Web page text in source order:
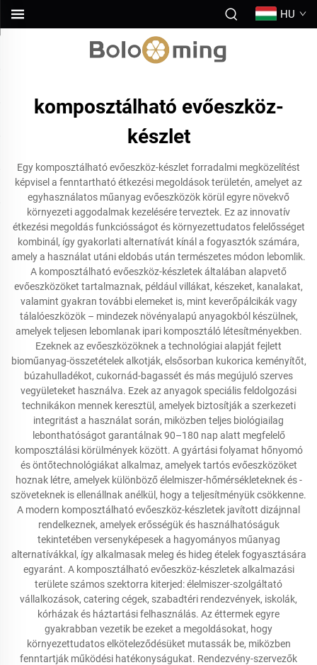
HU
komposztálható evőeszköz-
készlet
Egy komposztálható evőeszköz-készlet forradalmi megközelítést
képvisel a fenntartható étkezési megoldások területén, amelyet az
egyhasználatos műanyag evőeszközök körül egyre növekvő
környezeti aggodalmak kezelésére terveztek. Ez az innovatív
étkezési megoldás funkciósságot és környezettudatos felelősséget
kombinál, így gyakorlati alternatívát kínál a fogyasztók számára,
amely a használat utáni eldobás után természetes módon lebomlik.
A komposztálható evőeszköz-készletek általában alapvető
evőeszközöket tartalmaznak, például villákat, készeket, kanalakat,
valamint gyakran további elemeket is, mint keverőpálcikák vagy
tálalóeszközök – mindezek növényalapú anyagokból készülnek,
amelyek teljesen lebomlanak ipari komposztáló létesítményekben.
Ezeknek az evőeszközöknek a technológiai alapját fejlett
bioműanyag-összetételek alkotják, elsősorban kukorica keményítőt,
búzahulladékot, cukornád-bagassét és más megújuló szerves
vegyületeket használva. Ezek az anyagok speciális feldolgozási
technikákon mennek keresztül, amelyek biztosítják a szerkezeti
integritást a használat során, miközben teljes biológiailag
lebonthatóságot garantálnak 90–180 nap alatt megfelelő
komposztálási körülmények között. A gyártási folyamat hőnyomó
és öntőtechnológiákat alkalmaz, amelyek tartós evőeszközöket
hoznak létre, amelyek különböző élelmiszer-hőmérsékleteknek és -
szöveteknek is ellenállnak anélkül, hogy a teljesítményük csökkenne.
A modern komposztálható evőeszköz-készletek javított dizájnnal
rendelkeznek, amelyek erősségük és használhatóságuk
tekintetében versenyképesek a hagyományos műanyag
alternatívákkal, így alkalmasak meleg és hideg ételek fogyasztására
egyaránt. A komposztálható evőeszköz-készletek alkalmazási
területe számos szektorra kiterjed: élelmiszer-szolgáltató
vállalkozások, catering cégek, szabadtéri rendezvények, iskolák,
kórházak és háztartási felhasználás. Az éttermek egyre
gyakrabban vezetik be ezeket a megoldásokat, hogy
környezettudatos elköteleződésüket mutassák be, miközben
fenntartják működési hatékonyságukat. Rendezvény-szervezők